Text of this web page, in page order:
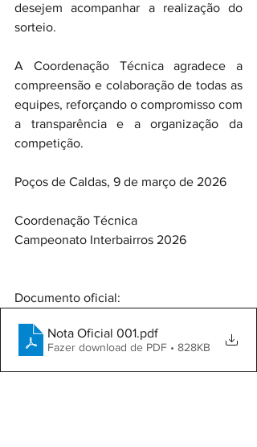
desejem acompanhar a realização do
sorteio.
A Coordenação Técnica agradece a
compreensão e colaboração de todas as
equipes, reforçando o compromisso com
a transparência e a organização da
competição.
Poços de Caldas, 9 de março de 2026
Coordenação Técnica
Campeonato Interbairros 2026
Documento oficial:
Nota Oficial 001.pdf
Fazer download de PDF • 828KB